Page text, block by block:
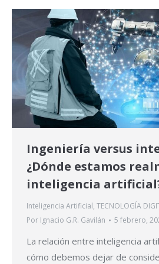
Ingeniería versus
¿Dónde estamos
inteligencia
Inteligencia Artificial, TECNOLOGÍA
Por Ignacio G.R. Gavilán 5 febrero,
La relación entre inteligencia
cómo debemos dejar de